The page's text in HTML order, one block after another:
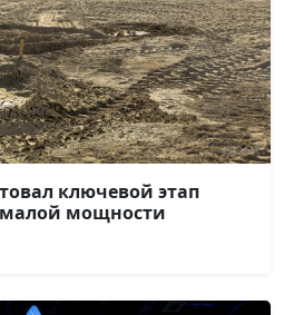
ключевой этап
малой мощности